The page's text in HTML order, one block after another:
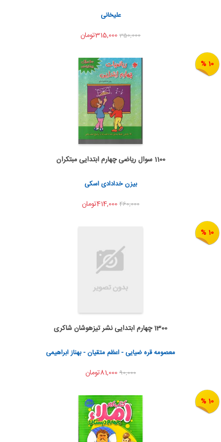
اشتراک گذاری
علیخانی
350,000
10 %
اضافه به سبد خرید
اشتراک گذاری
1100 سوال ریاضی چهارم ابتدایی مبتکران
بیزن خدادادی اسکی
460,000414,000تومان
10 %
اضافه به سبد خرید
اشتراک گذاری
1300 چهارم ابتدایی نشر تیزهوشان شاکری
معصومه قره ضیایی - اعظم متقیان - بهناز ابراهیمی
90,00081,000تومان
10 %